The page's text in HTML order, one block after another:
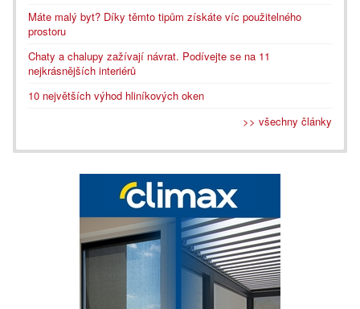
Máte malý byt? Díky těmto tipům získáte víc použitelného
prostoru
Chaty a chalupy zažívají návrat. Podívejte se na 11
nejkrásnějších interiérů
10 největších výhod hliníkových oken
>> všechny články